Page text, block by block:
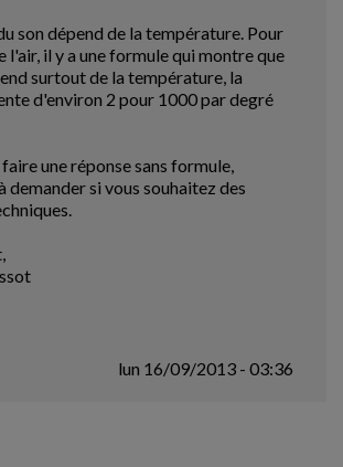
son dépend de la température. Pour
l'air, il y a une formule qui montre que
surtout de la température, la
d'environ 2 pour 1000 par degré
faire une réponse sans formule,
demander si vous souhaitez des
lun 16/09/2013 - 03:36